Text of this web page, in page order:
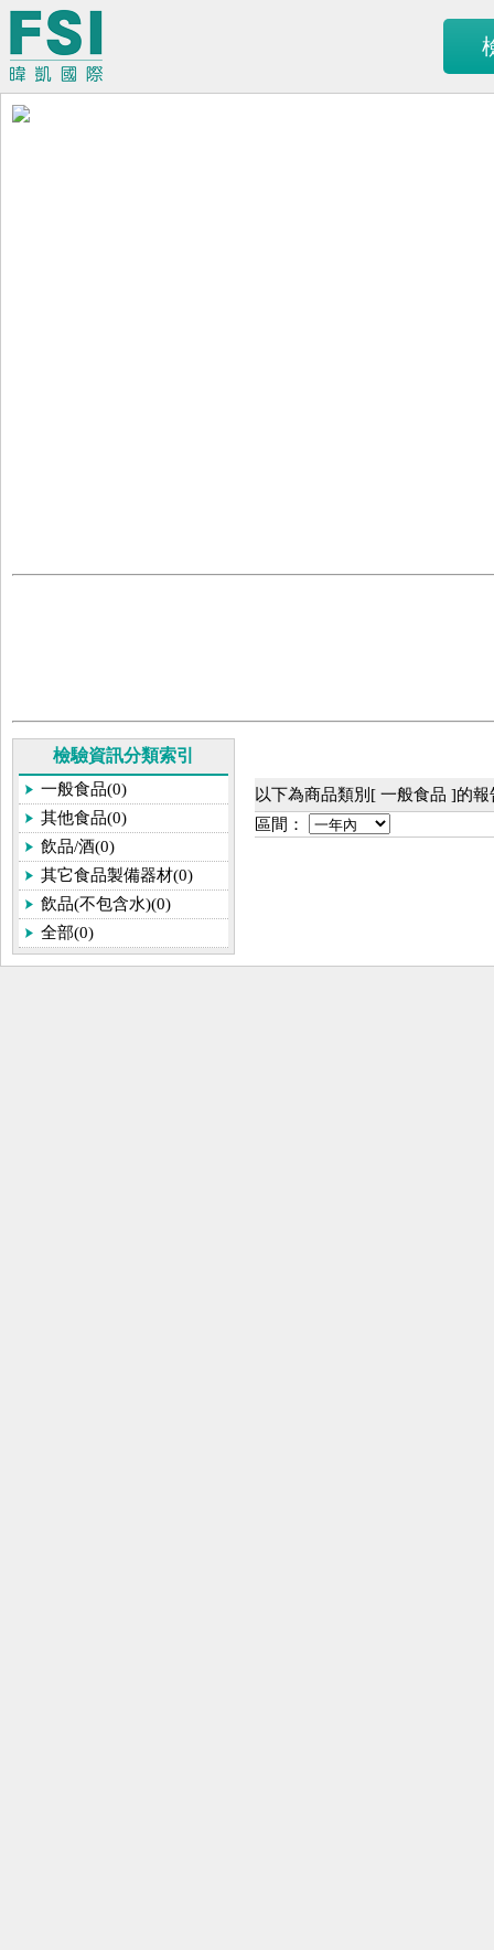
檢驗資訊分類索引
一般食品(0)
其他食品(0)
飲品/酒(0)
其它食品製備器材(0)
飲品(不包含水)(0)
全部(0)
以下為商品類別[ 一般食品 ]的
區間：